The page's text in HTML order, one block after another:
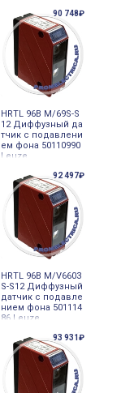
90 748₽
HRTL 96B M/69S-S
12 Диффузный да
тчик с подавлени
ем фона 50110990
Leuze
92 497₽
HRTL 96B M/V6603
S-S12 Диффузный
датчик с подавле
нием фона 501114
86 Leuze
93 931₽